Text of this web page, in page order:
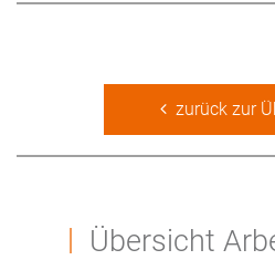
zurück zur
Übersicht